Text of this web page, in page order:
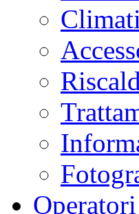
Operatori